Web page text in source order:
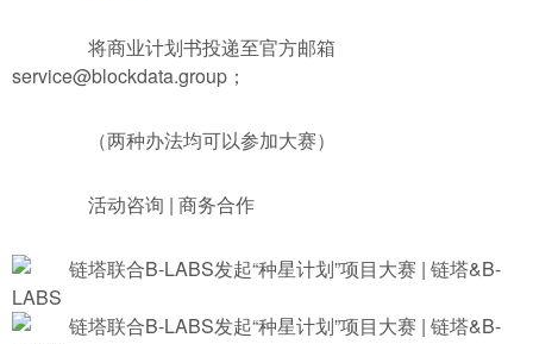
将商业计划书投递至官方邮箱
service@blockdata.group；
（两种办法均可以参加大赛）
活动咨询 | 商务合作